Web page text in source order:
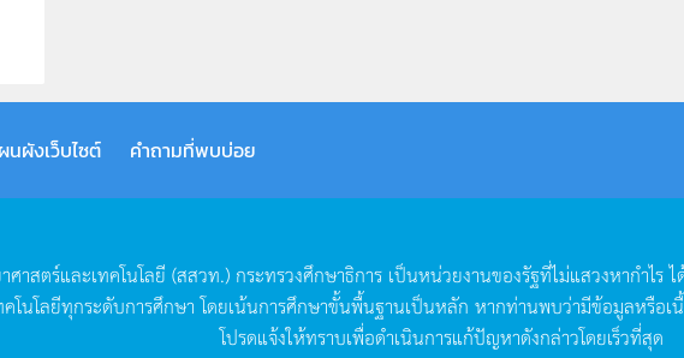
นผังเว็บไซต์ คำถามที่พบบ่อย
าสตร์และเทคโนโลยี (สสวท.) กระทรวงศึกษาธิการ เป็นหน่วยงานของรัฐที่ไม่แสวงหากำไรไ
โนโลยีทุกระดับการศึกษา โดยเน้นการศึกษาขั้นพื้นฐานเป็นหลัก หากท่านพบว่ามีข้อมูลหรือเ
โปรดแจ้งให้ทราบเพื่อดำเนินการแก้ปัญหาดังกล่าวโดยเร็วที่สุด